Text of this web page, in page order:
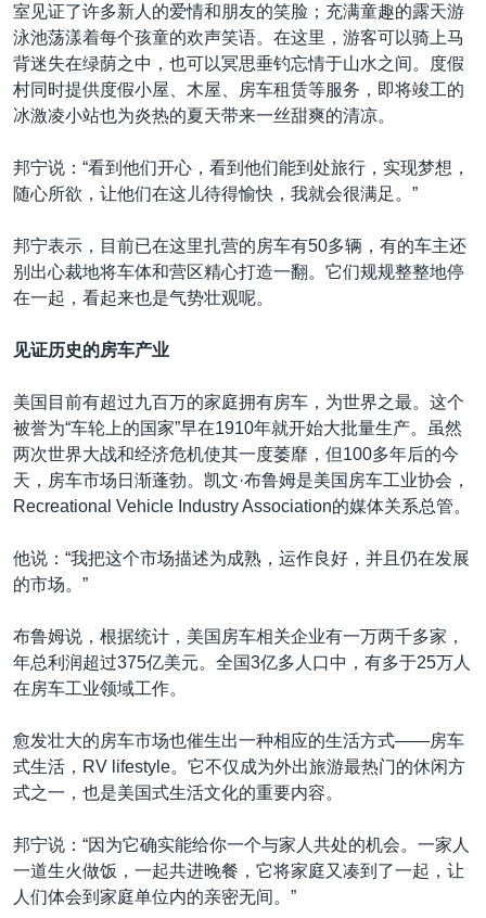
室见证了许多新人的爱情和朋友的笑脸；充满童趣的露天游
泳池荡漾着每个孩童的欢声笑语。在这里，游客可以骑上马
背迷失在绿荫之中，也可以冥思垂钓忘情于山水之间。度假
村同时提供度假小屋、木屋、房车租赁等服务，即将竣工的
冰激凌小站也为炎热的夏天带来一丝甜爽的清凉。
邦宁说：“看到他们开心，看到他们能到处旅行，实现梦想，
随心所欲，让他们在这儿待得愉快，我就会很满足。”
邦宁表示，目前已在这里扎营的房车有50多辆，有的车主还
别出心裁地将车体和营区精心打造一翻。它们规规整整地停
在一起，看起来也是气势壮观呢。
见证历史的房车产业
美国目前有超过九百万的家庭拥有房车，为世界之最。这个
被誉为“车轮上的国家”早在1910年就开始大批量生产。虽然
两次世界大战和经济危机使其一度萎靡，但100多年后的今
天，房车市场日渐蓬勃。凯文·布鲁姆是美国房车工业协会，
Recreational Vehicle Industry Association的媒体关系总管。
他说：“我把这个市场描述为成熟，运作良好，并且仍在发展
的市场。”
布鲁姆说，根据统计，美国房车相关企业有一万两千多家，
年总利润超过375亿美元。全国3亿多人口中，有多于25万人
在房车工业领域工作。
愈发壮大的房车市场也催生出一种相应的生活方式——房车
式生活，RV lifestyle。它不仅成为外出旅游最热门的休闲方
式之一，也是美国式生活文化的重要内容。
邦宁说：“因为它确实能给你一个与家人共处的机会。一家人
一道生火做饭，一起共进晚餐，它将家庭又凑到了一起，让
人们体会到家庭单位内的亲密无间。”